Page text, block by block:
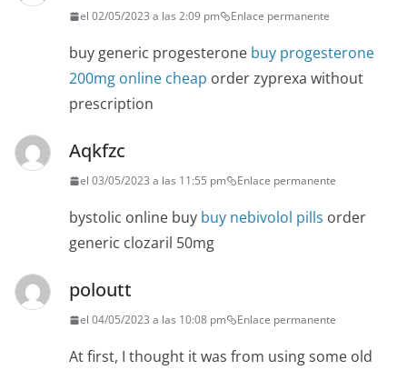
el 02/05/2023 a las 2:09 pm Enlace permanente
buy generic progesterone buy progesterone
200mg online cheap order zyprexa without
prescription
Aqkfzc
el 03/05/2023 a las 11:55 pm Enlace permanente
bystolic online buy buy nebivolol pills order
generic clozaril 50mg
poloutt
el 04/05/2023 a las 10:08 pm Enlace permanente
At first, I thought it was from using some old